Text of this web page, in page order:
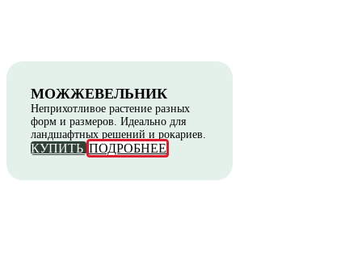
МОЖЖЕВЕЛЬНИК
Неприхотливое растение разных
форм и размеров. Идеально для
ландшафтных решений и рокариев.
КУПИТЬ ПОДРОБНЕЕ